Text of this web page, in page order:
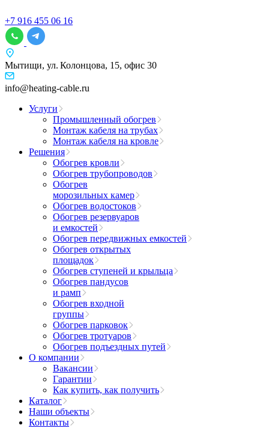
+7 916 455 06 16
Мытищи, ул. Колонцова, 15, офис 30
info@heating-cable.ru
Услуги
Промышленный обогрев
Монтаж кабеля на трубах
Монтаж кабеля на кровле
Решения
Обогрев кровли
Обогрев трубопроводов
Обогрев
морозильных камер
Обогрев водостоков
Обогрев резервуаров
и емкостей
Обогрев передвижных емкостей
Обогрев открытых
площадок
Обогрев ступеней и крыльца
Обогрев пандусов
и рамп
Обогрев входной
группы
Обогрев парковок
Обогрев тротуаров
Обогрев подъездных путей
О компании
Вакансии
Гарантии
Как купить, как получить
Каталог
Наши объекты
Контакты